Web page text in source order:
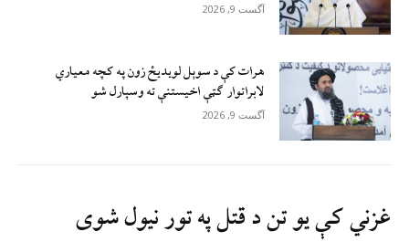
آگست 9, 2026
هرات کې د سوېل ‌لویدیځ زون په کچه معیاري
لابراتوار ګټې اخیستنې ته وسپارل شو
آگست 9, 2026
غزني کې يو تن د قتل په تور نيول شوی